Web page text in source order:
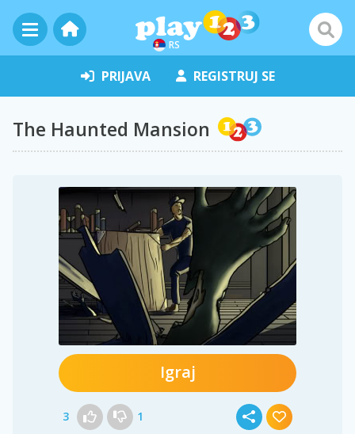
RS
PRIJAVA REGISTRUJ SE
The Haunted Mansion
Igraj
3 1